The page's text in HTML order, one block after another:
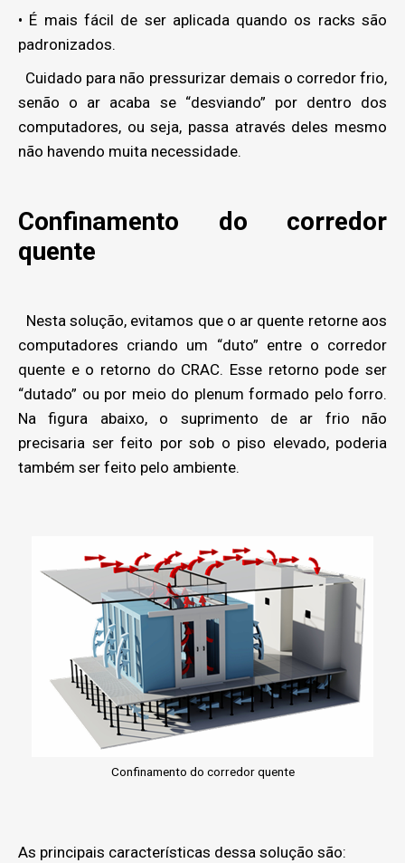
• É mais fácil de ser aplicada quando os racks são
padronizados.
Cuidado para não pressurizar demais o corredor frio,
senão o ar acaba se “desviando” por dentro dos
computadores, ou seja, passa através deles mesmo
não havendo muita necessidade.
Confinamento do corredor
quente
Nesta solução, evitamos que o ar quente retorne aos
computadores criando um “duto” entre o corredor
quente e o retorno do CRAC. Esse retorno pode ser
“dutado” ou por meio do plenum formado pelo forro.
Na figura abaixo, o suprimento de ar frio não
precisaria ser feito por sob o piso elevado, poderia
também ser feito pelo ambiente.
Confinamento do corredor quente
As principais características dessa solução são: